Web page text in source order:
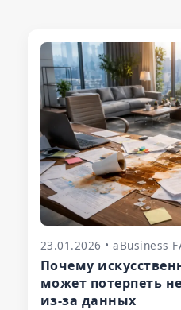
23.01.2026 • aBusiness
Почему
может потерпеть
из-за данных